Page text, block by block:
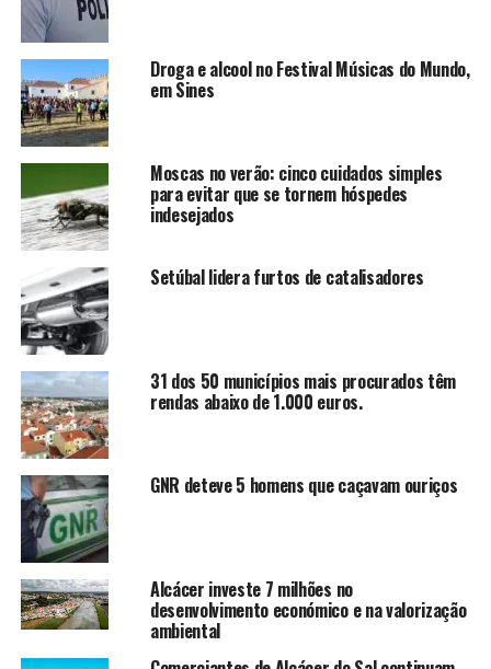
Droga e alcool no Festival Músicas do Mundo,
em Sines
Moscas no verão: cinco cuidados simples
para evitar que se tornem hóspedes
indesejados
Setúbal lidera furtos de catalisadores
31 dos 50 municípios mais procurados têm
rendas abaixo de 1.000 euros.
GNR deteve 5 homens que caçavam ouriços
Alcácer investe 7 milhões no
desenvolvimento económico e na valorização
ambiental